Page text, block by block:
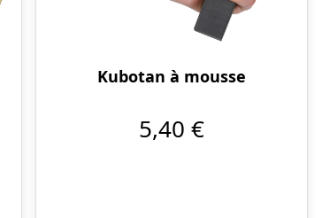
Kubotan à mousse
5,40 €